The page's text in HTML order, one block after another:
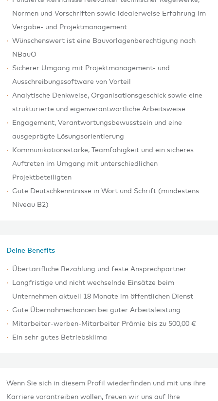
Normen und Vorschriften sowie idealerweise Erfahrung im
Vergabe- und Projektmanagement
Wünschenswert ist eine Bauvorlagenberechtigung nach
NBauO
Sicherer Umgang mit Projektmanagement- und
Ausschreibungssoftware von Vorteil
Analytische Denkweise, Organisationsgeschick sowie eine
strukturierte und eigenverantwortliche Arbeitsweise
Engagement, Verantwortungsbewusstsein und eine
ausgeprägte Lösungsorientierung
Kommunikationsstärke, Teamfähigkeit und ein sicheres
Auftreten im Umgang mit unterschiedlichen
Projektbeteiligten
Gute Deutschkenntnisse in Wort und Schrift (mindestens
Niveau B2)
Deine Benefits
Übertarifliche Bezahlung und feste Ansprechpartner
Langfristige und nicht wechselnde Einsätze beim
Unternehmen aktuell 18 Monate im öffentlichen Dienst
Gute Übernahmechancen bei guter Arbeitsleistung
Mitarbeiter-werben-Mitarbeiter Prämie bis zu 500,00 €
Ein sehr gutes Betriebsklima
Wenn Sie sich in diesem Profil wiederfinden und mit uns ihre
Karriere vorantreiben wollen, freuen wir uns auf Ihre